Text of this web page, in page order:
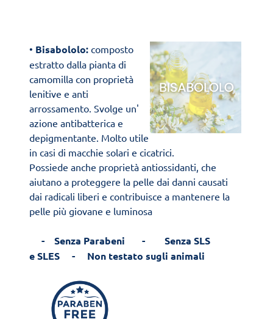
• Bisabololo: composto
estratto dalla pianta di
camomilla con proprietà
lenitive e anti
arrossamento. Svolge un'
azione antibatterica e
depigmentante. Molto utile
in casi di macchie solari e cicatrici.
Possiede anche proprietà antiossidanti, che
aiutano a proteggere la pelle dai danni causati
dai radicali liberi e contribuisce a mantenere la
pelle più giovane e luminosa
- Senza Parabeni - Senza SLS
e SLES - Non testato sugli animali